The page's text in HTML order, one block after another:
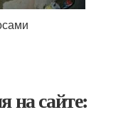
на сайте: